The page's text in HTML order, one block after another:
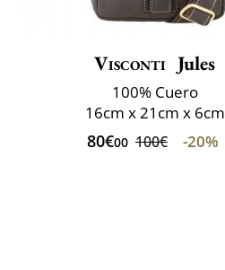
Visconti Jules
100% Cuero
16cm x 21cm x 6cm
80€00 100€ -20%